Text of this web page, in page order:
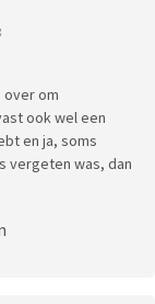
over om
ook wel een
en ja, soms
vergeten was, dan